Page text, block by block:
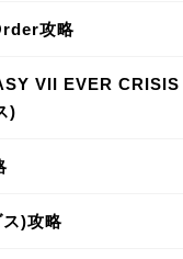
攻略
VII EVER CRISIS
)
)攻略